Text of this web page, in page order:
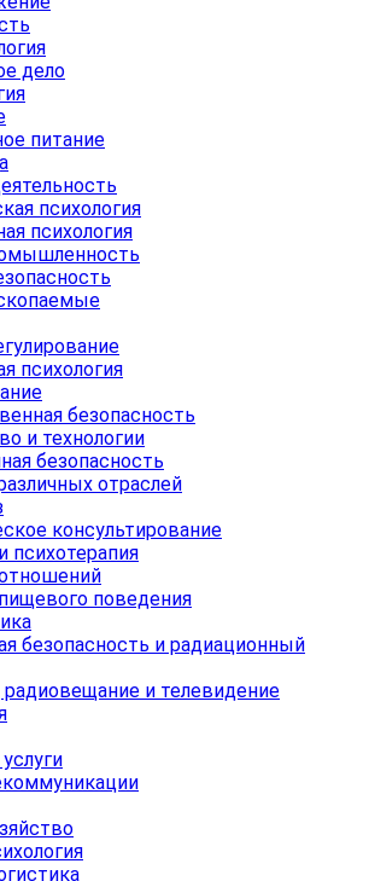
дело
питание
психология
психология
психология
безопасность
и технологии
безопасность
отраслей
консультирование
психотерапия
поведения
безопасность и радиационный
радиовещание и телевидение